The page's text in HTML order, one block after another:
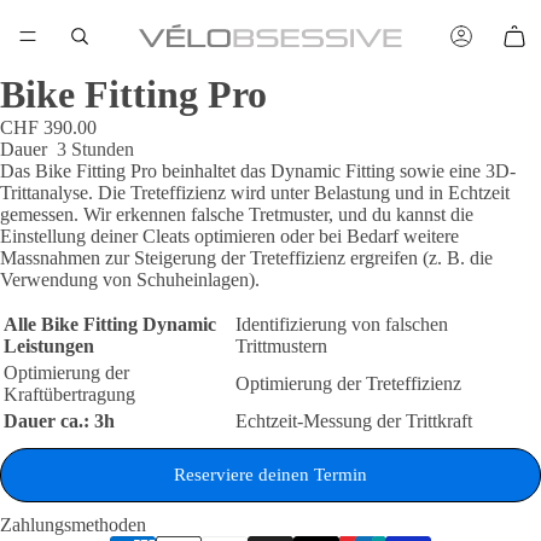
Bike Fitting Pro
CHF 390.00
Dauer 3 Stunden
Das Bike Fitting Pro beinhaltet das Dynamic Fitting sowie eine 3D-
Trittanalyse. Die Treteffizienz wird unter Belastung und in Echtzeit
gemessen. Wir erkennen falsche Tretmuster, und du kannst die
Einstellung deiner Cleats optimieren oder bei Bedarf weitere
Massnahmen zur Steigerung der Treteffizienz ergreifen (z. B. die
Verwendung von Schuheinlagen).
Alle Bike Fitting Dynamic
Leistungen
Identifizierung von falschen
Trittmustern
Optimierung der
Kraftübertragung
Optimierung der Treteffizienz
Dauer ca.: 3h
Echtzeit-Messung der Trittkraft
Reserviere deinen Termin
Zahlungsmethoden